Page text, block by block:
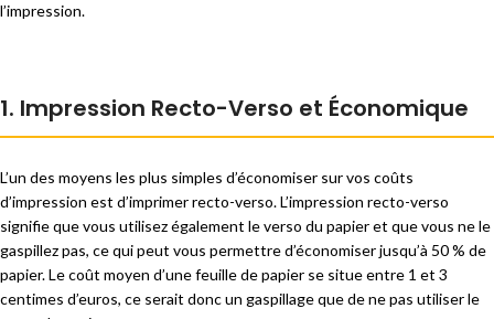
l’impression.
1. Impression Recto-Verso et Économique
L’un des moyens les plus simples d’économiser sur vos coûts
d’impression est d’imprimer recto-verso. L’impression recto-verso
signifie que vous utilisez également le verso du papier et que vous ne le
gaspillez pas, ce qui peut vous permettre d’économiser jusqu’à 50 % de
papier. Le coût moyen d’une feuille de papier se situe entre 1 et 3
centimes d’euros, ce serait donc un gaspillage que de ne pas utiliser le